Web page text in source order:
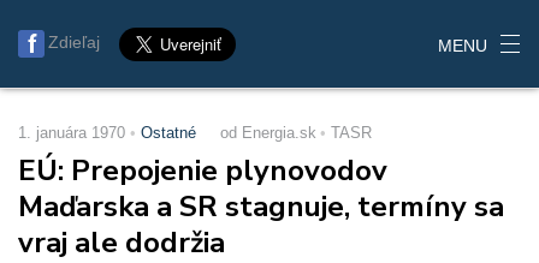
Zdieľaj MENU
1. januára 1970 Ostatné od Energia.sk TASR
EÚ: Prepojenie plynovodov
Maďarska a SR stagnuje, termíny sa
vraj ale dodržia